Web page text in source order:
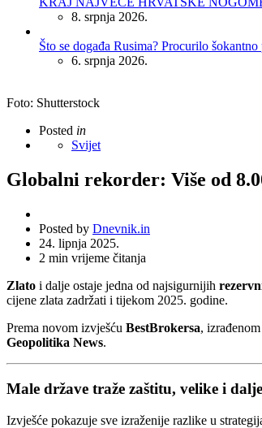
8. srpnja 2026.
Što se događa Rusima? Procurilo
6. srpnja 2026.
Foto: Shutterstock
Posted in
Svijet
Globalni rekorder: Više od
Posted by Dnevnik.in
24. lipnja 2025.
2 min vrijeme čitanja
Zlato i dalje ostaje jedna od najsigurnijih
cijene zlata zadržati i tijekom 2025. godine.
Prema novom izvješću BestBrokersa,
Geopolitika News.
Male države traže zaštitu, velike i
Izvješće pokazuje sve izraženije razlike u